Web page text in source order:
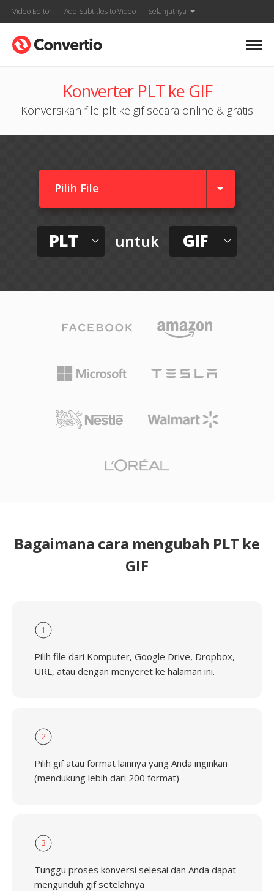
Video Editor Add Subtitles to Video Selanjutnya
Konverter PLT ke GIF
Konversikan file plt ke gif secara online & gratis
Pilih File
PLT untuk GIF
Bagaimana cara mengubah PLT ke
GIF
1
Pilih file dari Komputer, Google Drive, Dropbox,
URL, atau dengan menyeret ke halaman ini.
2
Pilih gif atau format lainnya yang Anda inginkan
(mendukung lebih dari 200 format)
3
Tunggu proses konversi selesai dan Anda dapat
mengunduh gif setelahnya